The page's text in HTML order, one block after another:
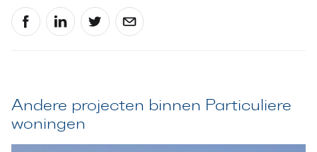
Andere projecten binnen Particuliere
woningen